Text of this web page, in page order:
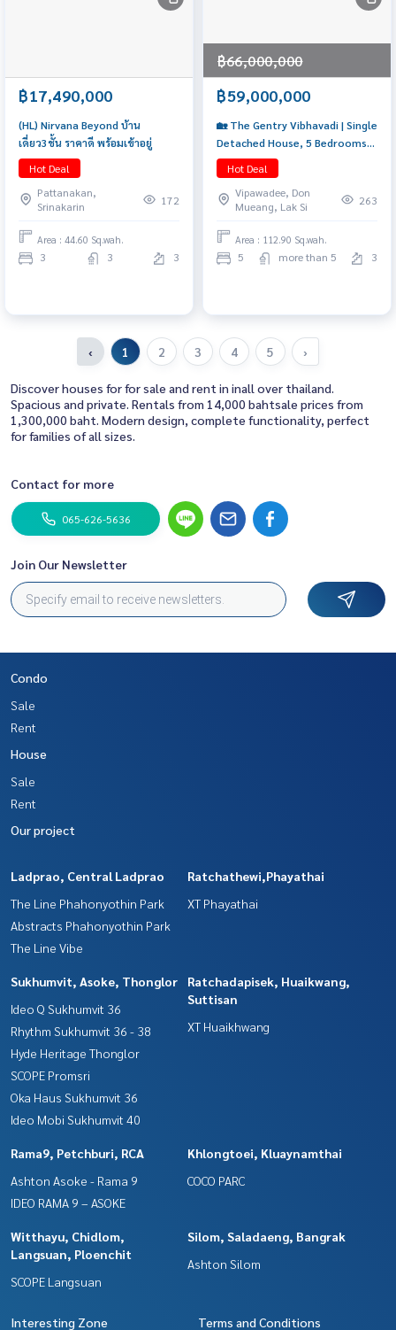
฿17,490,000
(HL) Nirvana Beyond บ้าน
เดี่ยว3ชั้น ราคาดี พร้อมเข้าอยู่
Hot Deal
Pattanakan,
Srinakarin
172
Area : 44.60 Sq.wah.
3 3 3
฿66,000,000
฿59,000,000
🏡 The Gentry Vibhavadi | Single
Detached House, 5 Bedrooms,
Corner Plot with Private Lift
Price 59 MB. 📞 065-626-5636
(Kie)
Hot Deal
Vipawadee, Don
Mueang, Lak Si
263
Area : 112.90 Sq.wah.
5 more than 5 3
‹ 1 2 3 4 5 ›
Discover houses for for sale and rent in inall over thailand.
Spacious and private. Rentals from 14,000 bahtsale prices from
1,300,000 baht. Modern design, complete functionality, perfect
for families of all sizes.
Contact for more
065-626-5636
Join Our Newsletter
Condo
Sale
Rent
House
Sale
Rent
Our project
Ladprao, Central Ladprao
The Line Phahonyothin Park
Abstracts Phahonyothin Park
The Line Vibe
Ratchathewi,Phayathai
XT Phayathai
Sukhumvit, Asoke, Thonglor
Ideo Q Sukhumvit 36
Rhythm Sukhumvit 36 - 38
Hyde Heritage Thonglor
SCOPE Promsri
Oka Haus Sukhumvit 36
Ideo Mobi Sukhumvit 40
Ratchadapisek, Huaikwang,
Suttisan
XT Huaikhwang
Rama9, Petchburi, RCA
Ashton Asoke - Rama 9
IDEO RAMA 9 – ASOKE
Khlongtoei, Kluaynamthai
COCO PARC
Witthayu, Chidlom,
Langsuan, Ploenchit
SCOPE Langsuan
Silom, Saladaeng, Bangrak
Ashton Silom
Interesting Zone Terms and Conditions